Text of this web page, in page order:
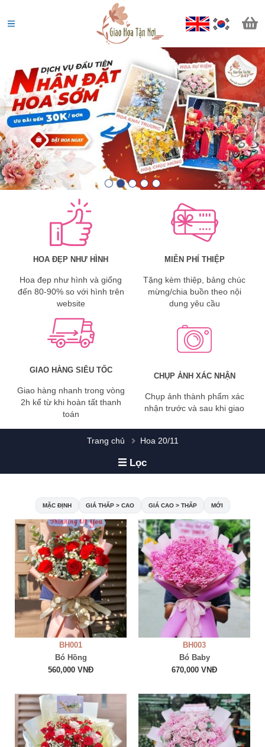
HOA ĐẸP NHƯ HÌNH
Hoa đẹp như hình và giống
đến 80-90% so với hình trên
website
MIỄN PHÍ THIỆP
Tặng kèm thiệp, bảng chúc
mừng/chia buồn theo nội
dung yêu cầu
GIAO HÀNG SIÊU TỐC
Giao hàng nhanh trong vòng
2h kể từ khi hoàn tất thanh
toán
CHỤP ẢNH XÁC NHẬN
Chụp ảnh thành phẩm xác
nhận trước và sau khi giao
Trang chủ Hoa 20/11
Lọc
MẶC ĐỊNH GIÁ THẤP > CAO GIÁ CAO > THẤP MỚI
BH001
Bó Hồng
560,000 VNĐ
BH003
Bó Baby
670,000 VNĐ
Võ Văn Chung
0655******* Đặt hàng thành công
11phút trước